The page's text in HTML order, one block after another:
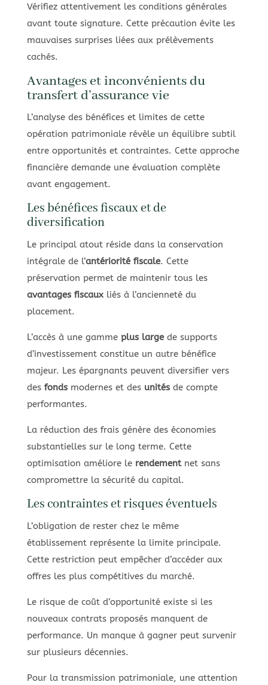
Vérifiez attentivement les conditions générales
avant toute signature. Cette précaution évite les
mauvaises surprises liées aux prélèvements
cachés.
Avantages et inconvénients du
transfert d’assurance vie
L’analyse des bénéfices et limites de cette
opération patrimoniale révèle un équilibre subtil
entre opportunités et contraintes. Cette approche
financière demande une évaluation complète
avant engagement.
Les bénéfices fiscaux et de
diversification
Le principal atout réside dans la conservation
intégrale de l’antériorité fiscale. Cette
préservation permet de maintenir tous les
avantages fiscauxliés à l’ancienneté du
placement.
L’accès à une gamme plus largede supports
d’investissement constitue un autre bénéfice
majeur. Les épargnants peuvent diversifier vers
des fondsmodernes et des unitésde compte
performantes.
La réduction des frais génère des économies
substantielles sur le long terme. Cette
optimisation améliore le rendementnet sans
compromettre la sécurité du capital.
Les contraintes et risques éventuels
L’obligation de rester chez le même
établissement représente la limite principale.
Cette restriction peut empêcher d’accéder aux
offres les plus compétitives du marché.
Le risque de coût d’opportunité existe si les
nouveaux contrats proposés manquent de
performance. Un manque à gagner peut survenir
sur plusieurs décennies.
Pour la transmission patrimoniale, une attention